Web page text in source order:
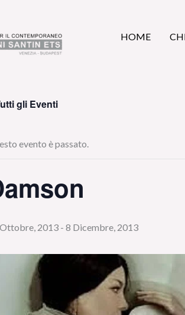
HOME
gli Eventi
evento è passato.
2013 - 8 Dicembre, 2013